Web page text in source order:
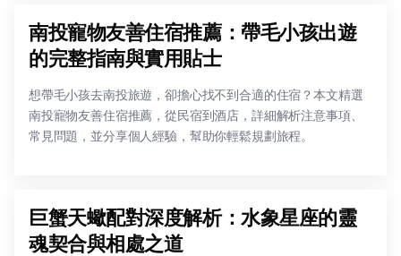
南投寵物友善住宿推薦：帶毛小孩出遊
的完整指南與實用貼士
想帶毛小孩去南投旅遊，卻擔心找不到合適的住宿？本文精選
南投寵物友善住宿推薦，從民宿到酒店，詳細解析注意事項、
常見問題，並分享個人經驗，幫助你輕鬆規劃旅程。
巨蟹天蠍配對深度解析：水象星座的靈
魂契合與相處之道